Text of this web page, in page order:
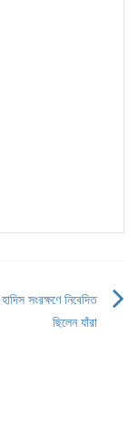
সংরক্ষণে নিবেদিত
ছিলেন যাঁরা